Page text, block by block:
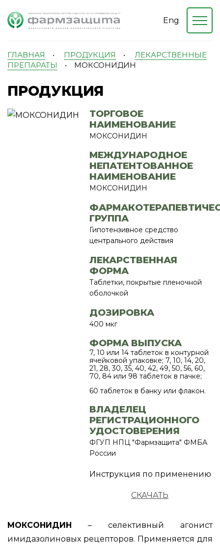
Eng
ГЛАВНАЯ • ПРОДУКЦИЯ •
ЛЕКАРСТВЕННЫЕ
ПРЕПАРАТЫ
• МОКСОНИДИН
ПРОДУКЦИЯ
ТОРГОВОЕ
НАИМЕНОВАНИЕ
МОКСОНИДИН
МЕЖДУНАРОДНОЕ
НЕПАТЕНТОВАННОЕ
НАИМЕНОВАНИЕ
МОКСОНИДИН
ГРУППА
Гипотензивное средство
центрального действия
ЛЕКАРСТВЕННАЯ
ФОРМА
Таблетки, покрытые пленочной
оболочкой
ДОЗИРОВКА
400 мкг
ФОРМА ВЫПУСКА
7, 10 или 14 таблеток в контурной
ячейковой упаковке; 7, 10, 14, 20,
21, 28, 30, 35, 40, 42, 49, 50, 56, 60,
70, 84 или 98 таблеток в пачке;
60 таблеток в банку или флакон.
ВЛАДЕЛЕЦ
РЕГИСТРАЦИОННОГО
УДОСТОВЕРЕНИЯ
ФГУП НПЦ "Фармзащита" ФМБА
России
Инструкция по применению
СКАЧАТЬ
МОКСОНИДИН – селективный агонист
имидазолиновых рецепторов. Применяется для